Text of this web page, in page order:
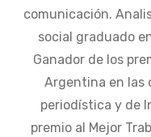
comunicación.
social graduado
Ganador de los
Argentina en las
periodística y de
premio al Mejor